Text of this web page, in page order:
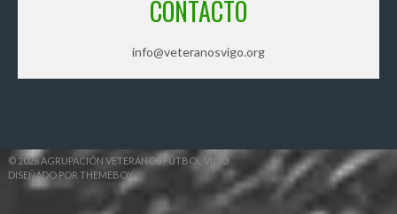
CONTACTO
info@veteranosvigo.org
© 2026 AGRUPACIÓN VETERANOS FÚTBOL VIGO
DISEÑADO POR THEMEBOY